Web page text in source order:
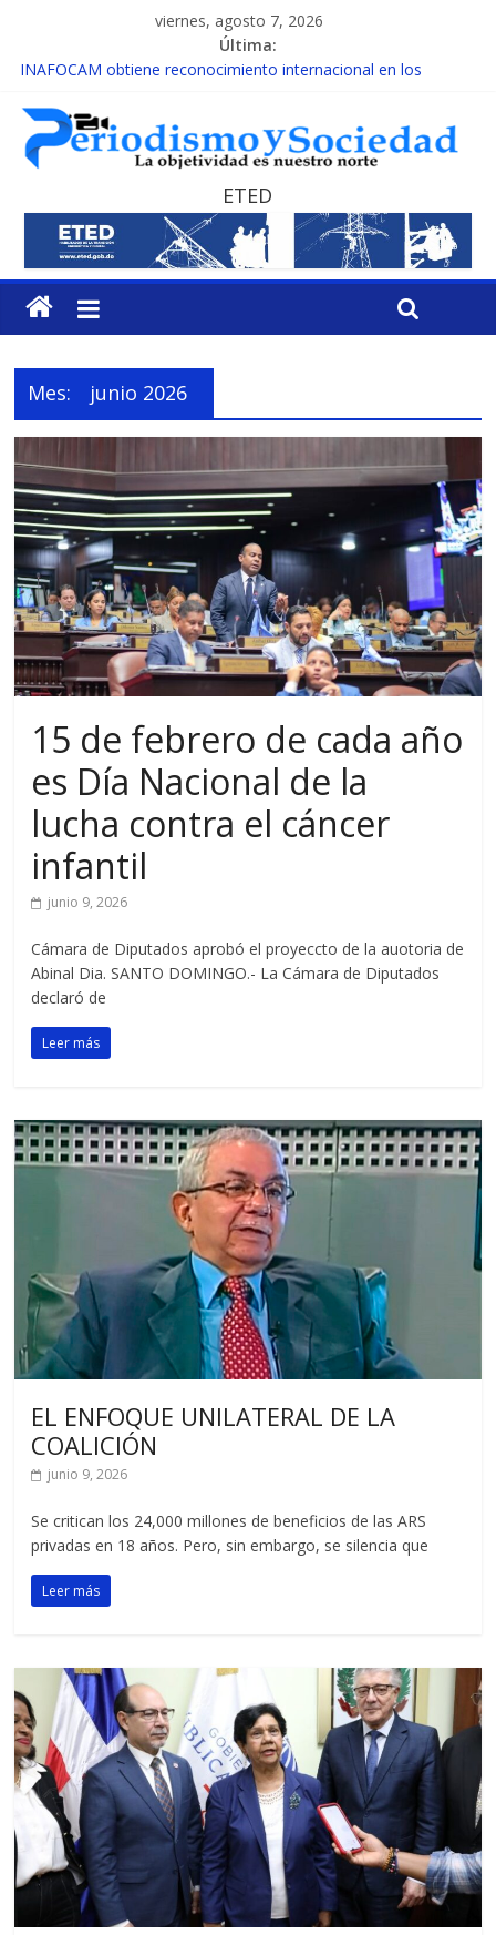
viernes, agosto 7, 2026
Última:
INAFOCAM obtiene reconocimiento internacional en los
15 de febrero de cada año es Día Nacional de la lucha contra el
cáncer infantil
EL ENFOQUE UNILATERAL DE LA COALICIÓN
MESCyT y Universidad Albizu apoyarán rehabilitación de
reclusos
MESCyT presenta calendario de Consulta Nacional por la
Educación
ETED
Mes: junio 2026
15 de febrero de cada año
es Día Nacional de la
lucha contra el cáncer
infantil
junio 9, 2026
Cámara de Diputados aprobó el proyeccto de la auotoria de
Abinal Dia. SANTO DOMINGO.- La Cámara de Diputados
declaró de
Leer más
EL ENFOQUE UNILATERAL DE LA
COALICIÓN
junio 9, 2026
Se critican los 24,000 millones de beneficios de las ARS
privadas en 18 años. Pero, sin embargo, se silencia que
Leer más